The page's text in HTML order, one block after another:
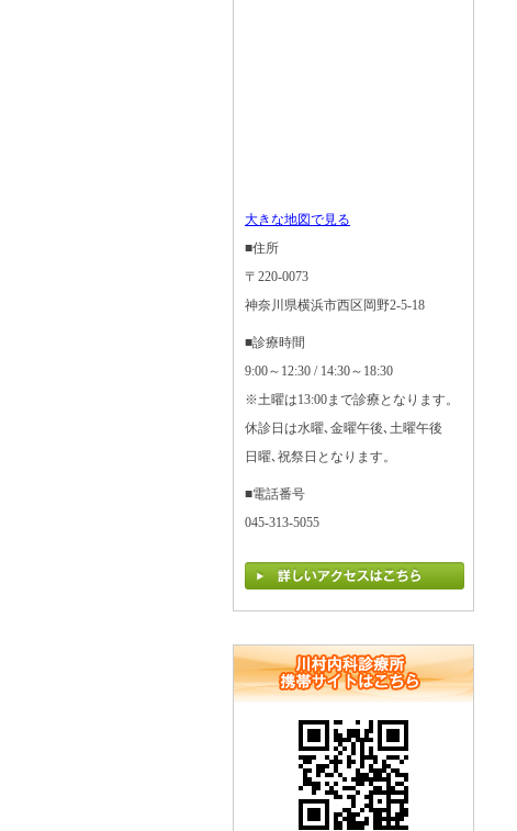
大きな地図で見る
■住所
〒220-0073
神奈川県横浜市西区岡野2-5-18
■診療時間
9:00～12:30 / 14:30～18:30
※土曜は13:00まで診療となります。
休診日は水曜､金曜午後､土曜午後
日曜､祝祭日となります。
■電話番号
045-313-5055